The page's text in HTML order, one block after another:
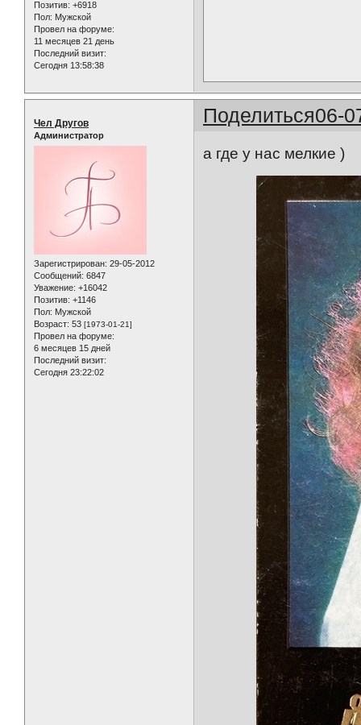
Позитив: +6918
Пол: Мужской
Провел на форуме:
11 месяцев 21 день
Последний визит:
Сегодня 13:58:38
Поделиться06-
Чел Другов
Администратор
Зарегистрирован: 29-05-2012
Сообщений: 6847
Уважение: +16042
Позитив: +1146
Пол: Мужской
Возраст: 53 [1973-01-21]
Провел на форуме:
6 месяцев 15 дней
Последний визит:
Сегодня 23:22:02
а где у нас мелкие )